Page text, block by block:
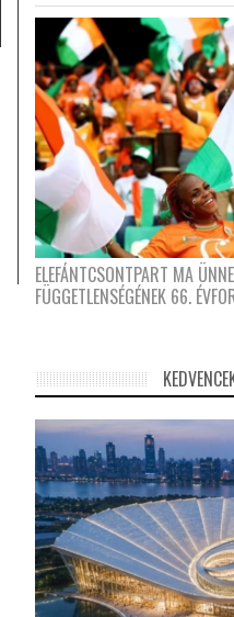
ELEFÁNTCSONTPART MA
FÜGGETLENSÉGÉNEK 66.